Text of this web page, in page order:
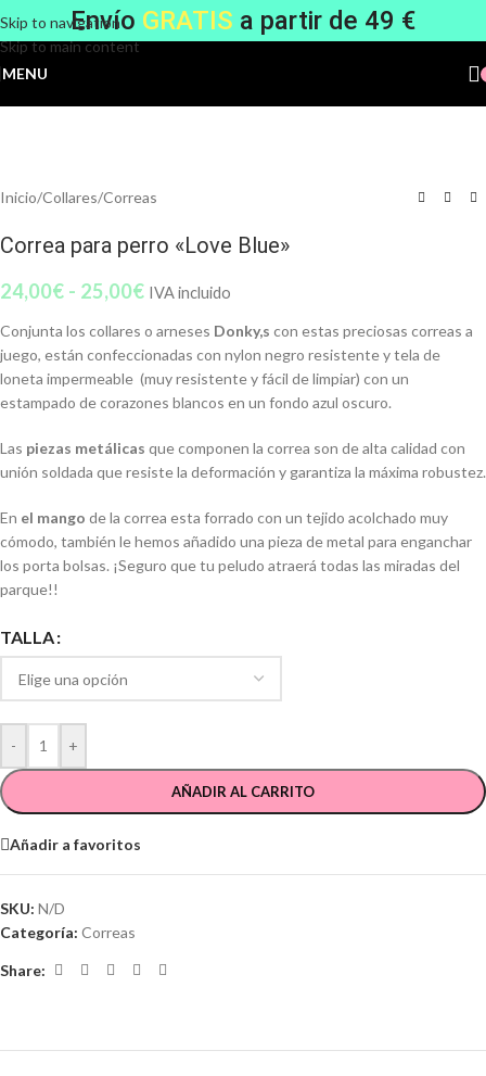
Skip to navigation
Skip to main content
Envío GRATIS a partir de 49 €
MENU
Inicio/Collares/Correas
Correa para perro «Love Blue»
24,00€ - 25,00€ IVA incluido
Conjunta los collares o arneses Donky,s con estas preciosas correas a
juego, están confeccionadas con nylon negro resistente y tela de
loneta impermeable (muy resistente y fácil de limpiar) con un
estampado de corazones blancos en un fondo azul oscuro.
Las piezas metálicas que componen la correa son de alta calidad con
unión soldada que resiste la deformación y garantiza la máxima robustez.
En el mango de la correa esta forrado con un tejido acolchado muy
cómodo, también le hemos añadido una pieza de metal para enganchar
los porta bolsas. ¡Seguro que tu peludo atraerá todas las miradas del
parque!!
TALLA
- +
AÑADIR AL CARRITO
Añadir a favoritos
SKU: N/D
Categoría: Correas
Share: